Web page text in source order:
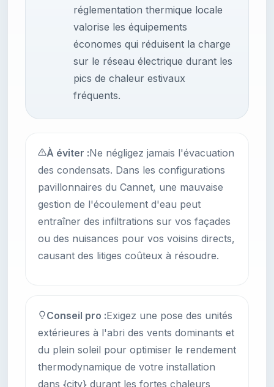
réglementation thermique locale
valorise les équipements
économes qui réduisent la charge
sur le réseau électrique durant les
pics de chaleur estivaux
fréquents.
À éviter :Ne négligez jamais l'évacuation
des condensats. Dans les configurations
pavillonnaires du Cannet, une mauvaise
gestion de l'écoulement d'eau peut
entraîner des infiltrations sur vos façades
ou des nuisances pour vos voisins directs,
causant des litiges coûteux à résoudre.
Conseil pro :Exigez une pose des unités
extérieures à l'abri des vents dominants et
du plein soleil pour optimiser le rendement
thermodynamique de votre installation
dans {city} durant les fortes chaleurs